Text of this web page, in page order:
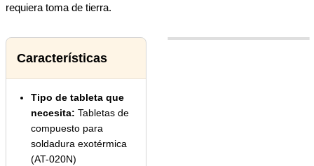
requiera toma de tierra.
Características
Tipo de tableta que
necesita: Tabletas de
compuesto para
soldadura exotérmica
(AT-020N)